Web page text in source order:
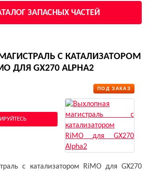
ЗАПАСНЫХ ЧАСТЕЙ
С КАТАЛИЗАТОРОМ
ДЛЯ GX270 ALPHA2
ПОД ЗАКАЗ
с катализатором RiMO для GX270